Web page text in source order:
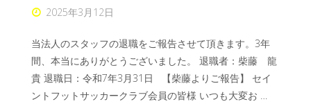
2025年3月12日
当法人のスタッフの退職をご報告させて頂きます。3年
間、本当にありがとうございました。 退職者：柴藤 龍
貴 退職日：令和7年3月31日 【柴藤よりご報告】 セイ
ントフットサッカークラブ会員の皆様 いつも大変お …